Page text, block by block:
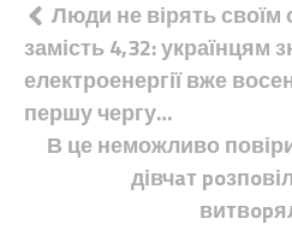
Навігація
записів
Люди не вірять своїм
замість 4,32: українцям
електроенергії вже
першу чергу…
В це неможливо
дівчaт